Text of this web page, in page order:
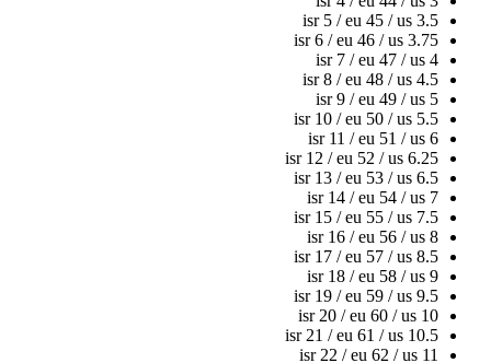
isr 5 / eu 45 / us 3.5
isr 6 / eu 46 / us 3.75
isr 7 / eu 47 / us 4
isr 8 / eu 48 / us 4.5
isr 9 / eu 49 / us 5
isr 10 / eu 50 / us 5.5
isr 11 / eu 51 / us 6
isr 12 / eu 52 / us 6.25
isr 13 / eu 53 / us 6.5
isr 14 / eu 54 / us 7
isr 15 / eu 55 / us 7.5
isr 16 / eu 56 / us 8
isr 17 / eu 57 / us 8.5
isr 18 / eu 58 / us 9
isr 19 / eu 59 / us 9.5
isr 20 / eu 60 / us 10
isr 21 / eu 61 / us 10.5
isr 22 / eu 62 / us 11